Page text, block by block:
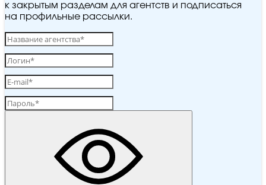
к закрытым разделам для агентств и подписаться
на профильные рассылки.